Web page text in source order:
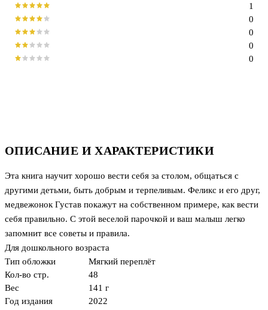
ОПИСАНИЕ И ХАРАКТЕРИСТИКИ
Эта книга научит хорошо вести себя за столом, общаться с
другими детьми, быть добрым и терпеливым. Феликс и его друг,
медвежонок Густав покажут на собственном примере, как вести
себя правильно. С этой веселой парочкой и ваш малыш легко
запомнит все советы и правила.
Для дошкольного возраста
Тип обложки
Мягкий переплёт
Кол-во стр.
48
Вес
141 г
Год издания
2022
0
0
0
0
1